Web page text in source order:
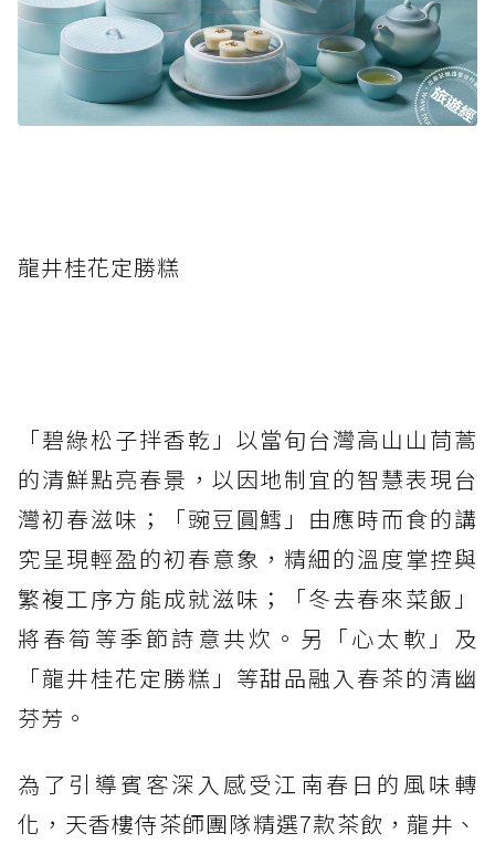
龍井桂花定勝糕
「碧綠松子拌香乾」以當旬台灣高山山茼蒿
的清鮮點亮春景，以因地制宜的智慧表現台
灣初春滋味；「豌豆圓鱈」由應時而食的講
究呈現輕盈的初春意象，精細的溫度掌控與
繁複工序方能成就滋味；「冬去春來菜飯」
將春筍等季節詩意共炊。另「心太軟」及
「龍井桂花定勝糕」等甜品融入春茶的清幽
芬芳。
為了引導賓客深入感受江南春日的風味轉
化，天香樓侍茶師團隊精選7款茶飲，龍井、